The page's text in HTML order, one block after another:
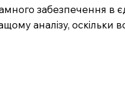
забезпечення
аналізу, оскільки